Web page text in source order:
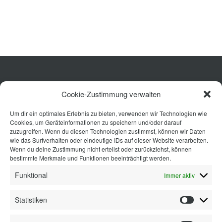
Cookie-Zustimmung verwalten
Um dir ein optimales Erlebnis zu bieten, verwenden wir Technologien wie
Cookies, um Geräteinformationen zu speichern und/oder darauf
zuzugreifen. Wenn du diesen Technologien zustimmst, können wir Daten
wie das Surfverhalten oder eindeutige IDs auf dieser Website verarbeiten.
Wenn du deine Zustimmung nicht erteilst oder zurückziehst, können
bestimmte Merkmale und Funktionen beeinträchtigt werden.
Funktional Immer aktiv
Statistiken
Kontakt
Küche
Wohnen
Bad
Ausstattung
Planung
Kontakt